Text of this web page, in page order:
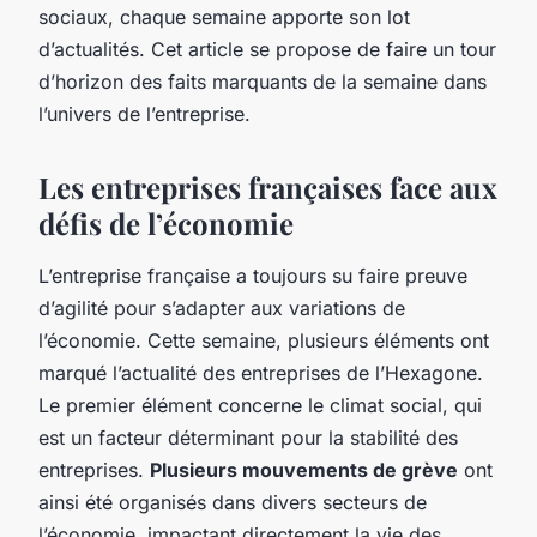
sociaux, chaque semaine apporte son lot
d’actualités. Cet article se propose de faire un tour
d’horizon des faits marquants de la semaine dans
l’univers de l’entreprise.
Les entreprises françaises face aux
défis de l’économie
L’entreprise française a toujours su faire preuve
d’agilité pour s’adapter aux variations de
l’économie. Cette semaine, plusieurs éléments ont
marqué l’actualité des entreprises de l’Hexagone.
Le premier élément concerne le climat social, qui
est un facteur déterminant pour la stabilité des
entreprises. Plusieurs mouvements de grève ont
ainsi été organisés dans divers secteurs de